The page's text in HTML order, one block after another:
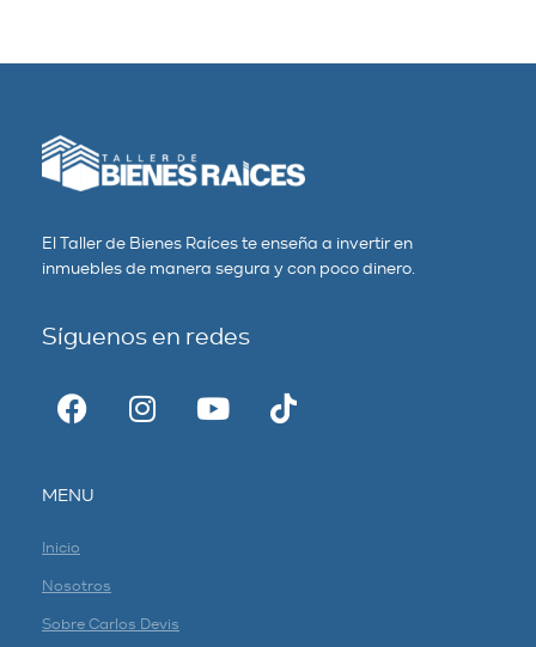
El Taller de Bienes Raíces te enseña a invertir en
inmuebles de manera segura y con poco dinero.
Síguenos en redes
MENU
Inicio
Nosotros
Sobre Carlos Devis